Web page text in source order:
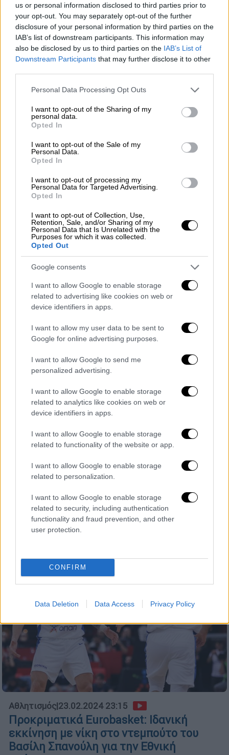
us or personal information disclosed to third parties prior to
your opt-out. You may separately opt-out of the further
disclosure of your personal information by third parties on the
IAB’s list of downstream participants. This information may
also be disclosed by us to third parties on the IAB’s List of
Downstream Participants that may further disclose it to other
Please note that this website/app uses one or more Google
not limited to your visit or usage behaviour. You may click to
grant or deny consent to Google and its third-party tags to
use your data for below specified purposes in below Google
consent section.
Personal Data Processing Opt Outs
I want to opt-out of the Sharing of my
personal data.
Opted In
I want to opt-out of the Sale of my
Personal Data.
Opted In
I want to opt-out of processing my
Personal Data for Targeted Advertising.
Opted In
I want to opt-out of Collection, Use,
Retention, Sale, and/or Sharing of my
Personal Data that Is Unrelated with the
Purposes for which it was collected.
Opted Out
Google consents
I want to allow Google to enable storage
related to advertising like cookies on web or
device identifiers in apps.
I want to allow my user data to be sent to
Google for online advertising purposes.
I want to allow Google to send me
personalized advertising.
I want to allow Google to enable storage
related to analytics like cookies on web or
device identifiers in apps.
I want to allow Google to enable storage
related to functionality of the website or app.
I want to allow Google to enable storage
related to personalization.
I want to allow Google to enable storage
related to security, including authentication
functionality and fraud prevention, and other
user protection.
CONFIRM
Data Deletion Data Access Privacy Policy
Ο ηρωικός Μαμαρντασβίλι κράτησε
όρθια τη Γεωργία απέναντι στην
ανώτερη Τσεχία - Ελπίζουν και οι δύο
Η Γεωργία πήρε τον πρώτο της βαθμό σε
μεγάλη διοργάνωση
Αθλητισμός|19.06.2024 00:00
Euro 2024: Λύτρωση στο 92' για την
Πορτογαλία με γκολ του Φρανσίσκο
Κονσεϊσάο!
Ο 21χρονος γιος του Σέρτζιο Κονσεϊσάο
πέτυχε το νικητήριο γκολ των Πορτογάλων
επί της Τσεχίας
Αθλητισμός|23.02.2024 23:15
Προκριματικά Eurobasket: Ιδανική
εκκίνηση με νίκη στο ντεμπούτο του
Βασίλη Σπανούλη για την Εθνική